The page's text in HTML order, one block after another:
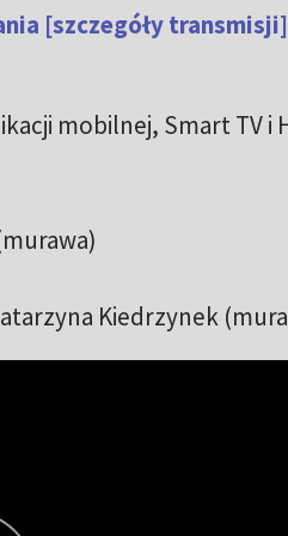
[szczegóły transmisji]
mobilnej, Smart TV i
Kiedrzynek